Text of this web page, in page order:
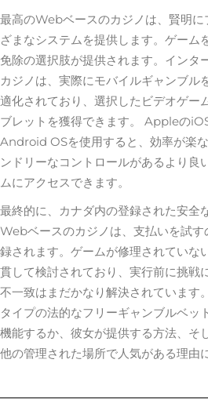
最高のWebベースのカジノは、賢明に
ざまなシステムを提供します。ゲーム
免除の選択肢が提供されます。インタ
カジノは、実際にモバイルギャンブル
適化されており、選択したビデオゲー
ブレットを獲得できます。 Appleの
Android OSを使用すると、効率が楽
ンドリーなコントロールがあるより良
ムにアクセスできます。
最終的に、カナダ内の登録された安全
Webベースのカジノは、支払いを試
録されます。ゲームが修理されていな
貫して検討されており、実行前に挑戦
不一致はまだかなり解決されています
タイプの法的なフリーギャンブルベ
機能するか、彼女が提供する方法、そ
他の管理された場所で人気がある理由